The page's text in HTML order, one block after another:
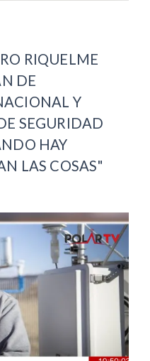
RIQUELME
DE
Y
SEGURIDAD
HAY
LAS COSAS"